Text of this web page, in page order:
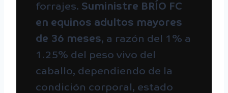
forrajes. Suministre BRÍO FC
en equinos adultos mayores
de 36 meses, a razón del 1% a
1.25% del peso vivo del
caballo, dependiendo de la
condición corporal, estado